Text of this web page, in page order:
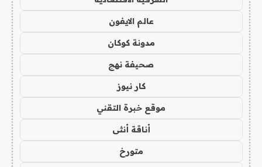
عالم الايفون
مدونة كوكان
صحيفة نهج
كار نيوز
موقع خبرة التقني
أناقة أنثى
متورخ